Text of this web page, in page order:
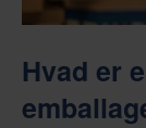
Hvad er